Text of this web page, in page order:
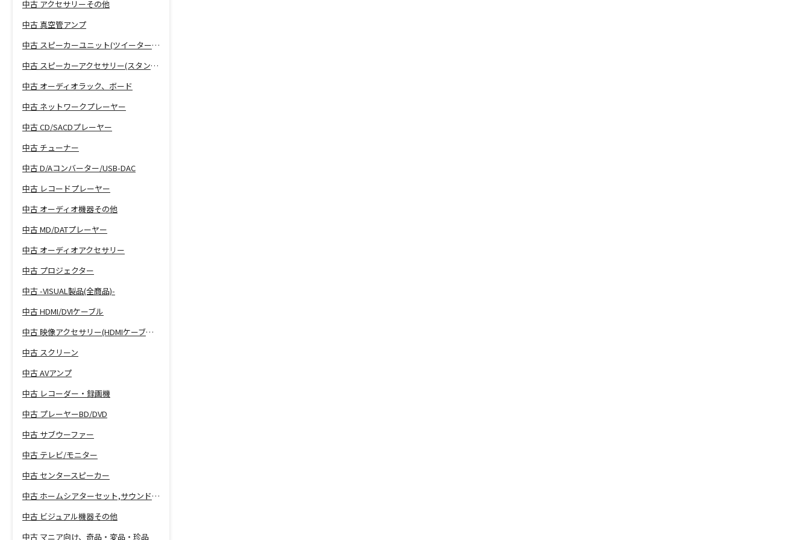
中古 アクセサリーその他
中古 真空管アンプ
中古 スピーカーユニット(ツイーター、ウーファー等)
中古 スピーカーアクセサリー(スタンド等)
中古 オーディオラック、ボード
中古 ネットワークプレーヤー
中古 CD/SACDプレーヤー
中古 チューナー
中古 D/Aコンバーター/USB-DAC
中古 レコードプレーヤー
中古 オーディオ機器その他
中古 MD/DATプレーヤー
中古 オーディオアクセサリー
中古 プロジェクター
中古 -VISUAL製品(全商品)-
中古 HDMI/DVIケーブル
中古 映像アクセサリー(HDMIケーブル等)
中古 スクリーン
中古 AVアンプ
中古 レコーダー・録画機
中古 プレーヤーBD/DVD
中古 サブウーファー
中古 テレビ/モニター
中古 センタースピーカー
中古 ホームシアターセット,サウンドバー
中古 ビジュアル機器その他
中古 マニア向け、奇品・変品・珍品